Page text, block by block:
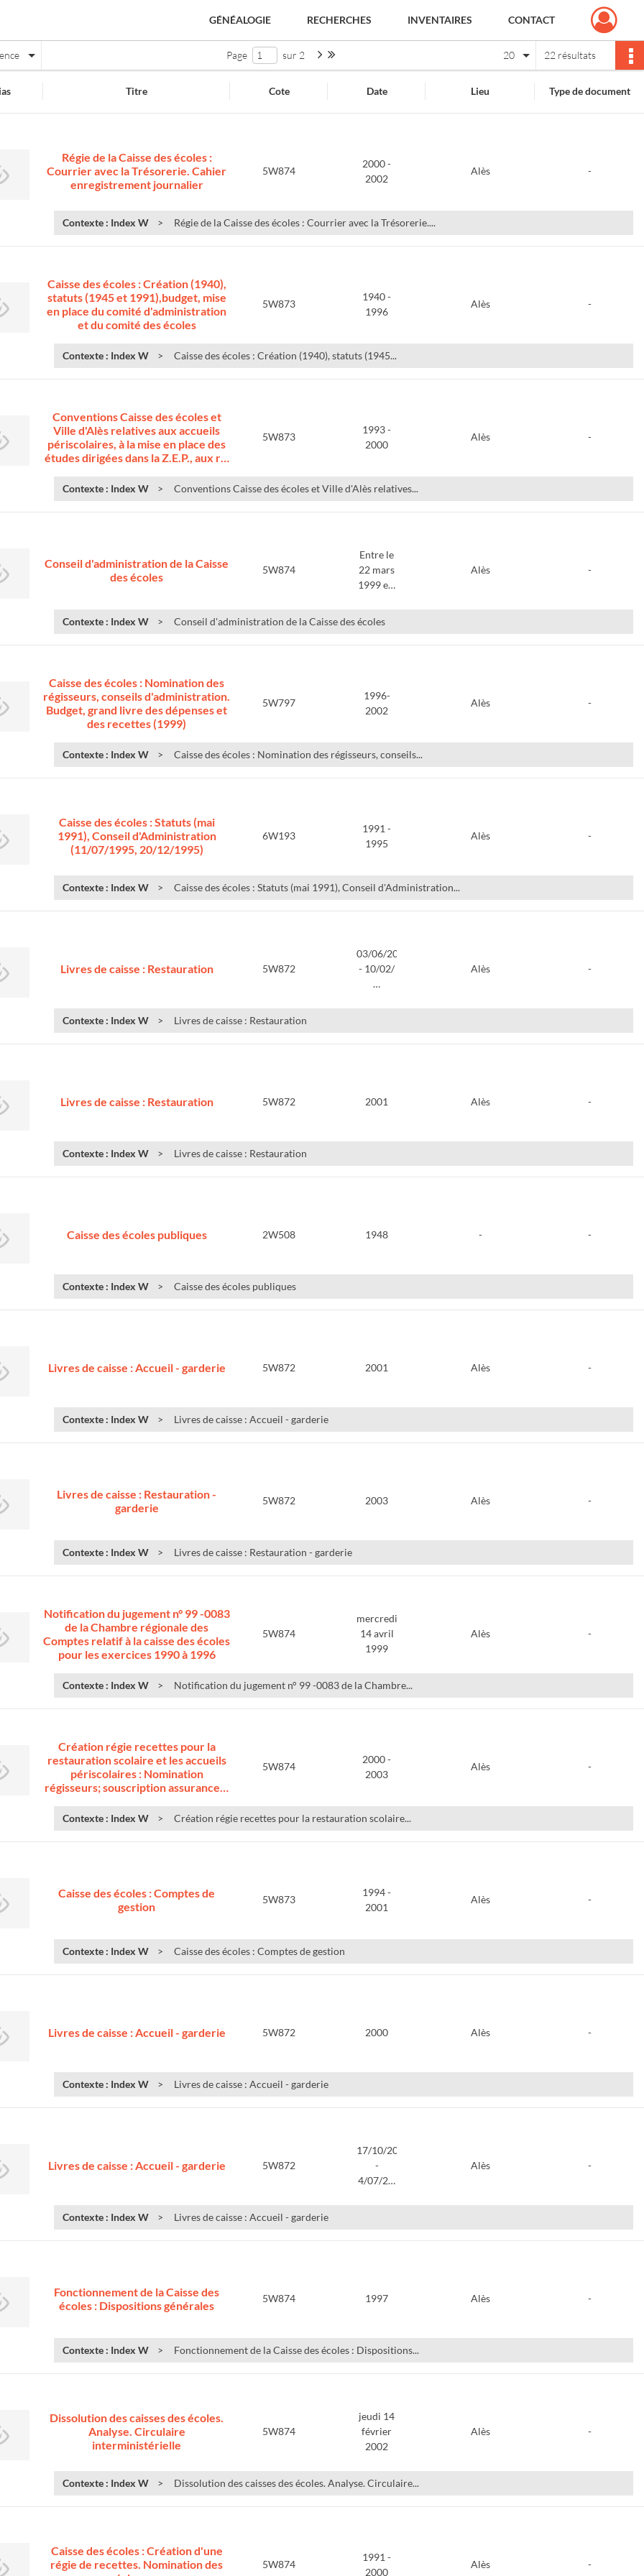
GÉNÉALOGIE RECHERCHES INVENTAIRES CONTACT
Page sur 2 Page suivante : 1/2 22 résultats
20
Titre Cote Date Lieu Type de document
Régie de la Caisse des écoles :
Courrier avec la Trésorerie. Cahier
enregistrement journalier
5W874
2000 -
2002
Alès -
Contexte : Index W Régie de la Caisse des écoles : Courrier avec la Trésorerie....
Caisse des écoles : Création (1940),
statuts (1945 et 1991),budget, mise
en place du comité d'administration
et du comité des écoles
5W873
1940 -
1996
Alès -
Contexte : Index W Caisse des écoles : Création (1940), statuts (1945...
Conventions Caisse des écoles et
Ville d'Alès relatives aux accueils
périscolaires, à la mise en place des
études dirigées dans la Z.E.P., aux r…
5W873
1993 -
2000
Alès -
Contexte : Index W Conventions Caisse des écoles et Ville d'Alès relatives...
Conseil d'administration de la Caisse
des écoles
5W874
Entre le
22 mars
1999 e…
Alès -
Contexte : Index W Conseil d'administration de la Caisse des écoles
Caisse des écoles : Nomination des
régisseurs, conseils d'administration.
Budget, grand livre des dépenses et
des recettes (1999)
5W797
1996-
2002
Alès -
Contexte : Index W Caisse des écoles : Nomination des régisseurs, conseils...
Caisse des écoles : Statuts (mai
1991), Conseil d'Administration
(11/07/1995, 20/12/1995)
6W193
1991 -
1995
Alès -
Contexte : Index W Caisse des écoles : Statuts (mai 1991), Conseil d'Administration...
Livres de caisse : Restauration 5W872
03/06/2002
- 10/02/
…
Alès -
Contexte : Index W Livres de caisse : Restauration
Livres de caisse : Restauration 5W872 2001 Alès -
Contexte : Index W Livres de caisse : Restauration
Caisse des écoles publiques 2W508 1948 - -
Contexte : Index W Caisse des écoles publiques
Livres de caisse : Accueil - garderie 5W872 2001 Alès -
Contexte : Index W Livres de caisse : Accueil - garderie
Livres de caisse : Restauration -
garderie
5W872 2003 Alès -
Contexte : Index W Livres de caisse : Restauration - garderie
Notification du jugement n° 99 -0083
de la Chambre régionale des
Comptes relatif à la caisse des écoles
pour les exercices 1990 à 1996
5W874
mercredi
14 avril
1999
Alès -
Contexte : Index W Notification du jugement n° 99 -0083 de la Chambre...
Création régie recettes pour la
restauration scolaire et les accueils
périscolaires : Nomination
régisseurs; souscription assurance…
5W874
2000 -
2003
Alès -
Contexte : Index W Création régie recettes pour la restauration scolaire...
Caisse des écoles : Comptes de
gestion
5W873
1994 -
2001
Alès -
Contexte : Index W Caisse des écoles : Comptes de gestion
Livres de caisse : Accueil - garderie 5W872 2000 Alès -
Contexte : Index W Livres de caisse : Accueil - garderie
Livres de caisse : Accueil - garderie 5W872
17/10/2001
-
4/07/2…
Alès -
Contexte : Index W Livres de caisse : Accueil - garderie
Fonctionnement de la Caisse des
écoles : Dispositions générales
5W874 1997 Alès -
Contexte : Index W Fonctionnement de la Caisse des écoles : Dispositions...
Dissolution des caisses des écoles.
Analyse. Circulaire
interministérielle
5W874
jeudi 14
février
2002
Alès -
Contexte : Index W Dissolution des caisses des écoles. Analyse. Circulaire...
Caisse des écoles : Création d'une
régie de recettes. Nomination des
5W874
1991 -
2000
Alès -